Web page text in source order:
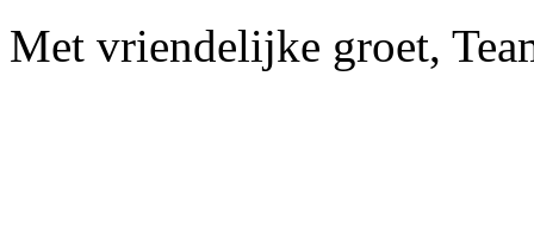
Met vriendelijke groet,